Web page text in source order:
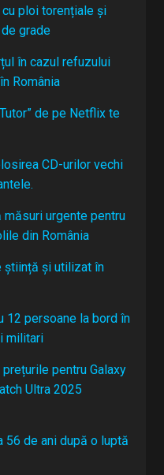
ploi torențiale și
grade
în cazul refuzului
România
de pe Netflix te
CD-urilor vechi
măsuri urgente pentru
din România
știință și utilizat în
12 persoane la bord în
militari
pentru Galaxy
Ultra 2025
56 de ani după o luptă